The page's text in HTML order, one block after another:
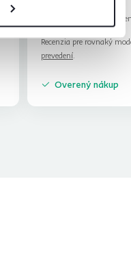
hviezdičiek
28.7.2026,
Slovensko
Recenzia pre rovnaký
prevedení.
Overený nákup